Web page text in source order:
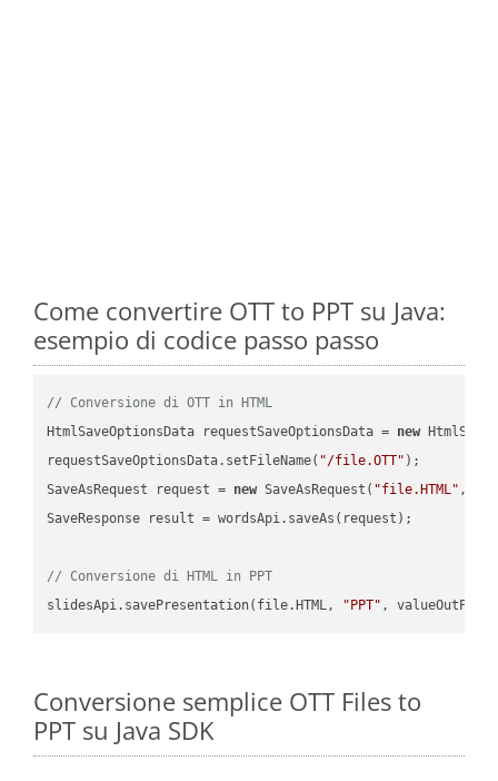
Come convertire OTT to PPT su Java:
esempio di codice passo passo
// Conversione di OTT in HTML
HtmlSaveOptionsData requestSaveOptionsData = new
requestSaveOptionsData.setFileName( "/file.OTT" );
SaveAsRequest request = new SaveAsRequest( "file.HTML"
SaveResponse result = wordsApi.saveAs(request);
// Conversione di HTML in PPT
slidesApi.savePresentation(file.HTML,
"PPT"
Conversione semplice OTT Files to
PPT su Java SDK